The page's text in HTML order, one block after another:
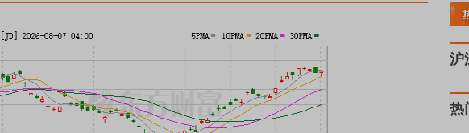
重要
沪
热